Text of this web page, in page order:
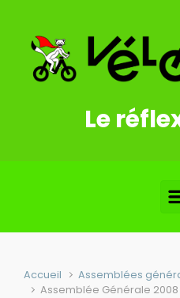
Le
Accueil
Assemblées
Assemblée Générale